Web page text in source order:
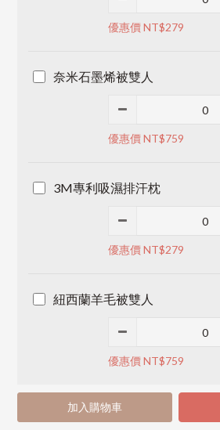
優惠價 NT$279
奈米石墨烯被雙人
優惠價 NT$759
3M專利吸濕排汗枕
優惠價 NT$279
紐西蘭羊毛被雙人
優惠價 NT$759
加入購物車